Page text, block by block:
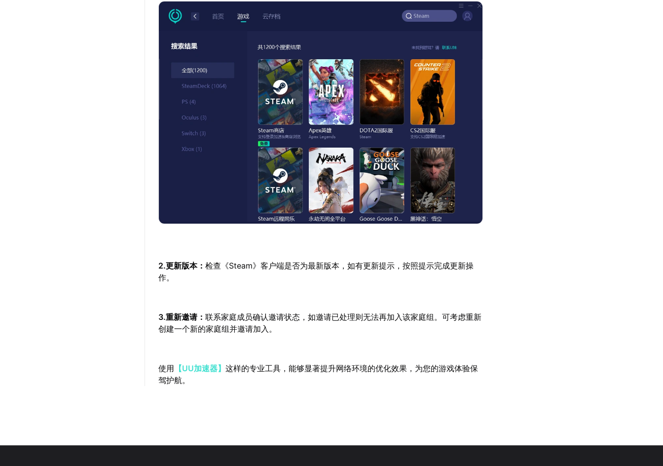
2.更新版本：检查《Steam》客户端是否为最新版本，如有更新提示，按照提示完成更新操
作。
3.重新邀请：联系家庭成员确认邀请状态，如邀请已处理则无法再加入该家庭组。可考虑重新
创建一个新的家庭组并邀请加入。
使用 【UU加速器】这样的专业工具，能够显著提升网络环境的优化效果，为您的游戏体验保
驾护航。